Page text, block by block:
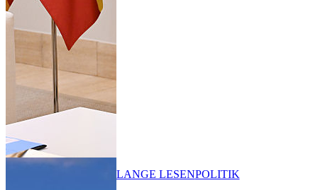
LANGE LESENPOLITIK